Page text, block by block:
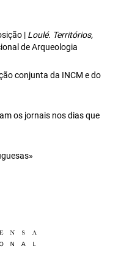
| Loulé. Territórios,
de Arqueologia
conjunta da INCM e do
os jornais nos dias que